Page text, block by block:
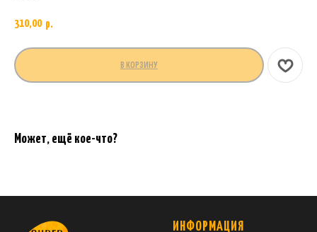
310,00 р.
В КОРЗИНУ
Может, ещё кое-что?
ИНФОРМАЦИЯ